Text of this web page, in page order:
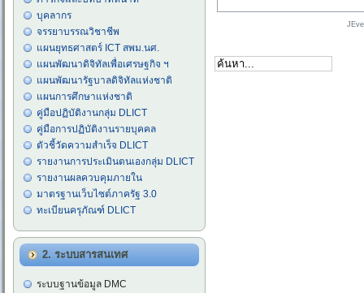
บุคลากร
จรรยาบรรณวิชาชีพ
แผนยุทธศาสตร์ ICT สพม.นศ.
แผนพัฒนาดิจิทัลเพื่อเศรษฐกิจ ฯ
แผนพัฒนารัฐบาลดิจิทัลแห่งชาติ
แผนการศึกษาแห่งชาติ
คู่มือปฏิบัติงานกลุ่ม DLICT
คู่มือการปฏิบัติงานรายบุคคล
ตัวชี้วัดความสำเร็จ DLICT
รายงานการประเมินตนเองกลุ่ม DLICT
รายงานผลควบคุมภายใน
มาตรฐานเว็บไซต์ภาครัฐ 3.0
ทะเบียนครุภัณฑ์ DLICT
2. ระบบสารสนเทศ
ระบบฐานข้อมูล DMC